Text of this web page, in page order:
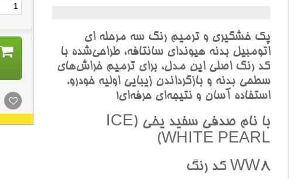
پک خشگيري و ترميم رنگ سه مرحله اي
اتومبيل بدنه هيونداي سانتافه، طراحي‌شده با
کد رنگ اصلي اين مدل، براي ترميم خراش‌هاي
سطحي بدنه و بازگرداندن زيبايي اوليه خودرو.
استفاده آسان و نتيجه‌اي حرفه‌اي!
با نام صدفي سفيد يخي (ICE
WHITE PEARL)
WW8 کد رنگ